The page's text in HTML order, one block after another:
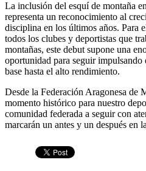
La inclusión del esquí de montaña
representa un reconocimiento al
disciplina en los últimos años. Para
todos los clubes y deportistas que
montañas, este debut supone una
oportunidad para seguir
base hasta el alto rendimiento.
Desde la Federación Aragonesa de
momento histórico para nuestro
comunidad federada a seguir con
marcarán un antes y un después en